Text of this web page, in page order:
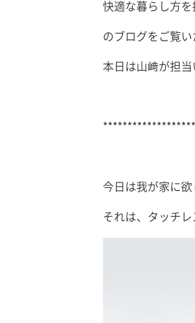
快適な暮らし方
のブログをご覧い
本日は山﨑が担当
今日は我が家に
それは、タッチレ